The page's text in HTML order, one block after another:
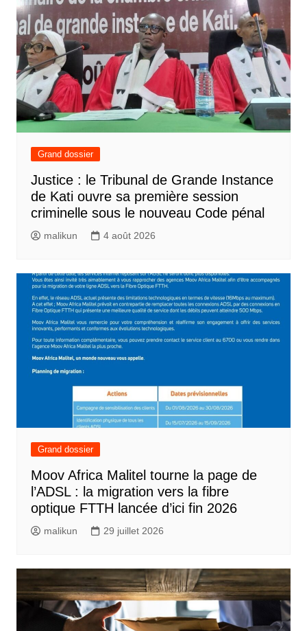
Grand dossier
Justice : le Tribunal de Grande Instance
de Kati ouvre sa première session
criminelle sous le nouveau Code pénal
malikun 4 août 2026
Grand dossier
Moov Africa Malitel tourne la page de
l’ADSL : la migration vers la fibre
optique FTTH lancée d’ici fin 2026
malikun 29 juillet 2026